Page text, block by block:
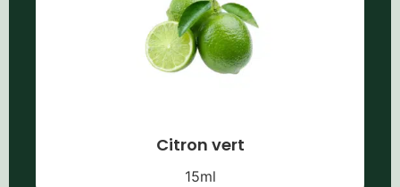
Citron vert
15ml